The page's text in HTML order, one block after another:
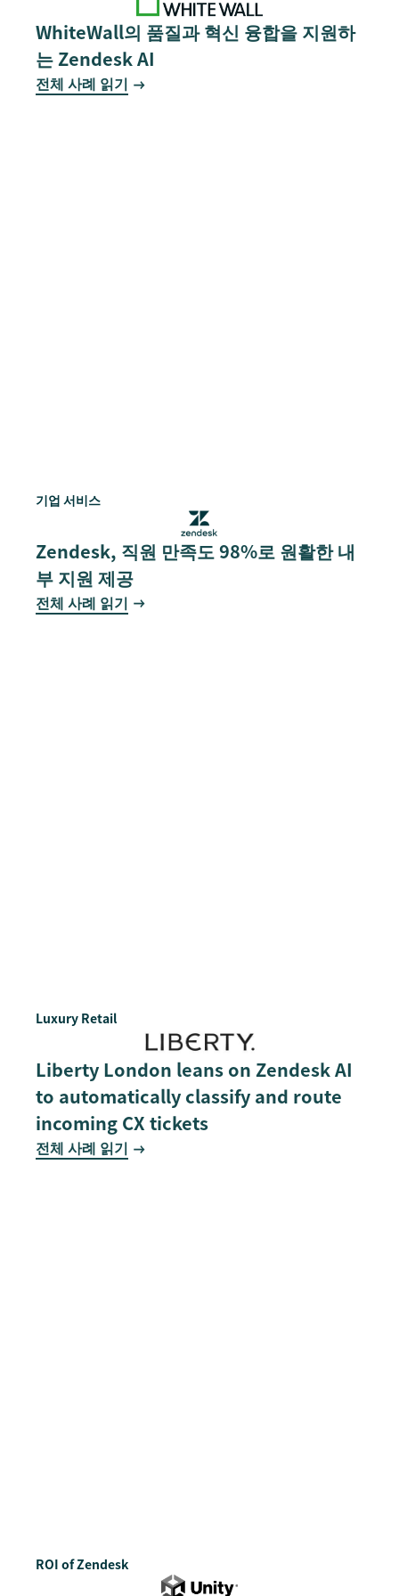
WhiteWall의 품질과 혁신 융합을 지원하
는 Zendesk AI
전체 사례 읽기
기업 서비스
Zendesk, 직원 만족도 98%로 원활한 내
부 지원 제공
전체 사례 읽기
Luxury Retail
Liberty London leans on Zendesk AI
to automatically classify and route
incoming CX tickets
전체 사례 읽기
ROI of Zendesk